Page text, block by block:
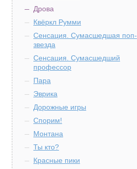
Дрова
Квёркл Румми
Сенсация. Сумасшедшая поп-
звезда
Сенсация. Сумасшедший
профессор
Пара
Эврика
Дорожные игры
Спорим!
Монтана
Ты кто?
Красные пики